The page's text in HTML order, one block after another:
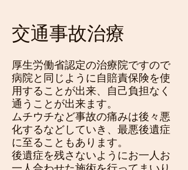
交通事故治療
厚生労働省認定の治療院ですので
病院と同じように自賠責保険を使
用することが出来、自己負担なく
通うことが出来ます。
ムチウチなど事故の痛みは後々悪
化するなどしていき、最悪後遺症
に至ることもあります。
​後遺症を残さないようにお一人お